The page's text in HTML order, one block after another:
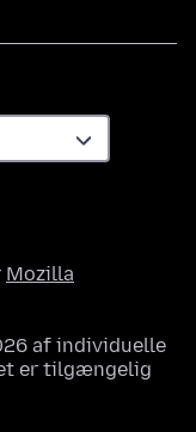
Mozilla
af individuelle
er tilgængelig